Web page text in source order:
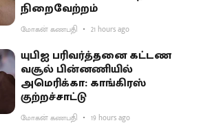
நிறைவேற்றம்
மோகன் கணபதி 21 hours ago
யுபிஐ பரிவர்த்தனை கட்டண
வசூல் பின்னணியில்
அமெரிக்கா: காங்கிரஸ்
குற்றச்சாட்டு
மோகன் கணபதி 19 hours ago